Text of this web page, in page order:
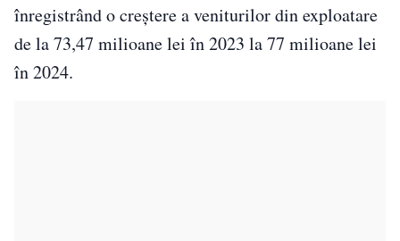
înregistrând o creștere a veniturilor din exploatare
de la 73,47 milioane lei în 2023 la 77 milioane lei
în 2024.